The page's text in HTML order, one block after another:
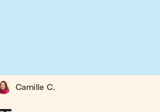
Camille C.